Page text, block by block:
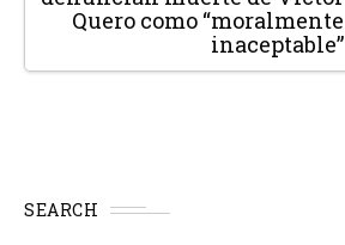
Quero como “moralmente
inaceptable”
SEARCH